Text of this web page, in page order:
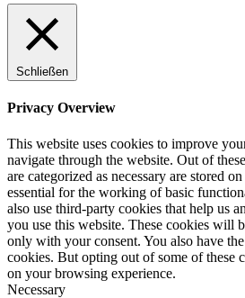
Schließen
Privacy Overview
This website uses cookies to improve
navigate through the website. Out of
are categorized as necessary are stored
essential for the working of basic
also use third-party cookies that help us
you use this website. These cookies will
only with your consent. You also have
cookies. But opting out of some of these
on your browsing experience.
Necessary